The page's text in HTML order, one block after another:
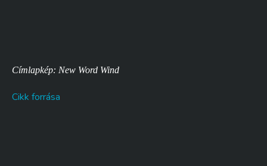
Címlapkép: New Word Wind
Cikk forrása